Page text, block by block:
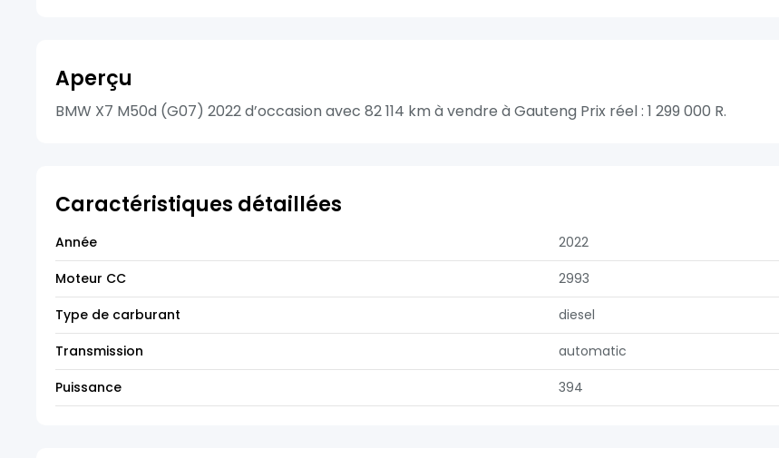
Aperçu
BMW X7 M50d (G07) 2022 d’occasion avec 82 114 km à vendre à Gauteng Prix réel : 1 299 000 R.
Caractéristiques détaillées
Année
2022
Moteur CC
2993
Type de carburant
diesel
Transmission
automatic
Puissance
394